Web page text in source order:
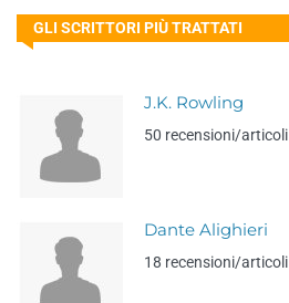
GLI SCRITTORI PIÙ TRATTATI
J.K. Rowling
50 recensioni/articoli
Dante Alighieri
18 recensioni/articoli